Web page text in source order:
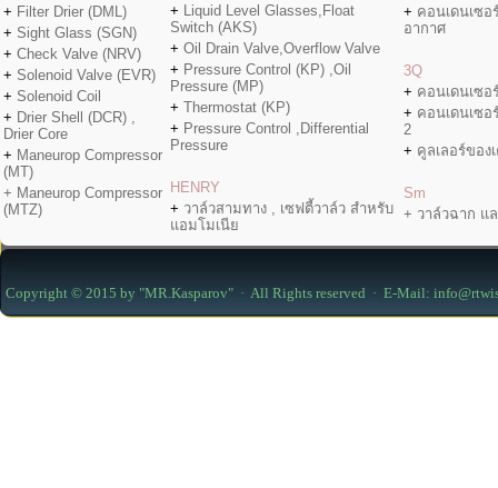
+ Filter Drier (DML)
+ Sight Glass (SGN)
+ Check Valve (NRV)
+ Solenoid Valve (EVR)
+ Solenoid Coil
+ Drier Shell (DCR) ,
Drier Core
+ Maneurop Compressor
(MT)
+ Maneurop Compressor
(MTZ)
+ Liquid Level Glasses,Float
Switch (AKS)
+ Oil Drain Valve,Overflow Valve
+ Pressure Control (KP) ,Oil
Pressure (MP)
+ Thermostat (KP)
+ Pressure Control ,Differential
Pressure
HENRY
+ วาล์วสามทาง , เซฟตี้วาล์ว สำหรับ
แอมโมเนีย
+ คอนเดนเซ
อากาศ
3Q
+ คอนเดนเซ
+ คอนเดนเซ
2
+ คูลเลอร์ของ
Sm
+ วาล์วฉาก แ
Copyright © 2015 by "MR.Kasparov" · All Rights reserved · E-Mail: